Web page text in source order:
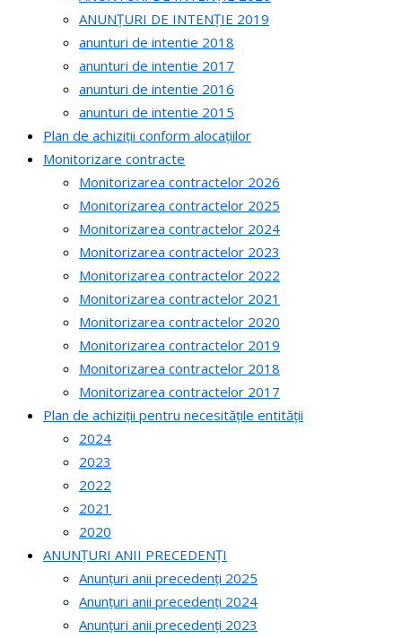
ANUNȚURI DE INTENȚIE 2019
anunturi de intentie 2018
anunturi de intentie 2017
anunturi de intentie 2016
anunturi de intentie 2015
Plan de achiziții conform alocațiilor
Monitorizare contracte
Monitorizarea contractelor 2026
Monitorizarea contractelor 2025
Monitorizarea contractelor 2024
Monitorizarea contractelor 2023
Monitorizarea contractelor 2022
Monitorizarea contractelor 2021
Monitorizarea contractelor 2020
Monitorizarea contractelor 2019
Monitorizarea contractelor 2018
Monitorizarea contractelor 2017
Plan de achiziții pentru necesitățile entității
2024
2023
2022
2021
2020
ANUNȚURI ANII PRECEDENȚI
Anunțuri anii precedenți 2025
Anunțuri anii precedenți 2024
Anunțuri anii precedenți 2023